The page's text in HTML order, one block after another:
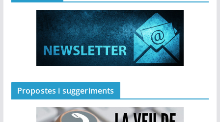
Propostes i suggeriments